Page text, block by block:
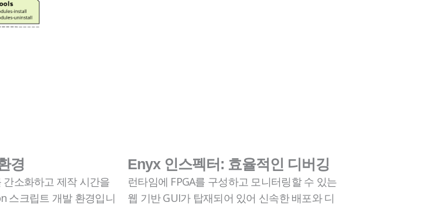
경
소화하고 제작 시간을
스크립트 개발 환경입니
Enyx 인스펙터: 효율적인 디버깅
런타임에 FPGA를 구성하고 모니터링할 수 있는
웹 기반 GUI가 탑재되어 있어 신속한 배포와 디